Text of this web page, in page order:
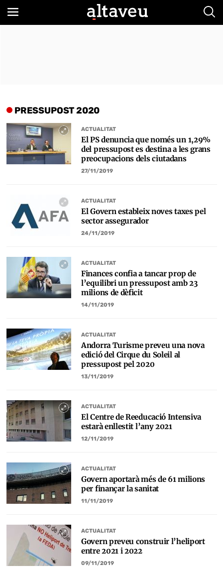
PRESSUPOST 2020
ACTUALITAT
El PS denuncia que només un 1,29%
del pressupost es destina a les grans
preocupacions dels ciutadans
27/11/2019
ACTUALITAT
El Govern estableix noves taxes pel
sector assegurador
24/11/2019
ACTUALITAT
Finances confia a tancar prop de
l’equilibri un pressupost amb 23
milions de dèficit
14/11/2019
ACTUALITAT
Andorra Turisme preveu una nova
edició del Cirque du Soleil al
pressupost pel 2020
13/11/2019
ACTUALITAT
El Centre de Reeducació Intensiva
estarà enllestit l’any 2021
12/11/2019
ACTUALITAT
Govern aportarà més de 61 milions
per finançar la sanitat
11/11/2019
ACTUALITAT
Govern preveu construir l’heliport
entre 2021 i 2022
09/11/2019